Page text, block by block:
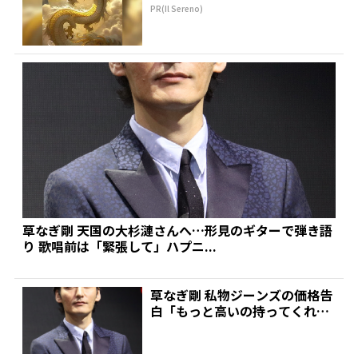
PR(Il Sereno)
草なぎ剛 天国の大杉漣さんへ…形見のギターで弾き語
り 歌唱前は「緊張して」ハプニ...
草なぎ剛 私物ジーンズの価格告
白「もっと高いの持ってくれ